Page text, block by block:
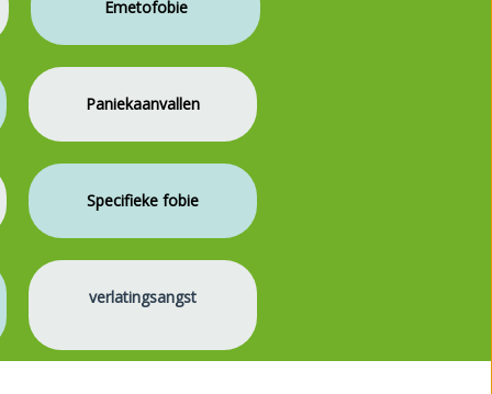
Emetofobie
Paniekaanvallen
Specifieke fobie
verlatingsangst